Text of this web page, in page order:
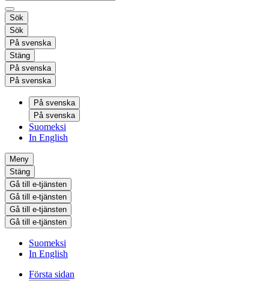
Sök
Sök
På svenska
Stäng
På svenska
På svenska
På svenska
På svenska
Suomeksi
In English
Meny
Stäng
Gå till e-tjänsten
Gå till e-tjänsten
Gå till e-tjänsten
Gå till e-tjänsten
Suomeksi
In English
Första sidan